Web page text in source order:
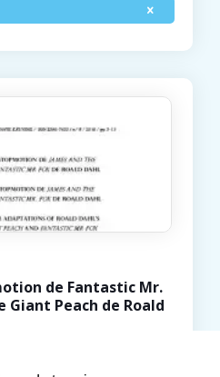
de Fantastic Mr.
Giant Peach de Roald